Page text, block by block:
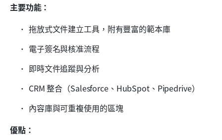
主要功能：
拖放式文件建立工具，附有豐富的範本庫
電子簽名與核准流程
即時文件追蹤與分析
CRM 整合（Salesforce、HubSpot、Pipedrive）
內容庫與可重複使用的區塊
優點：